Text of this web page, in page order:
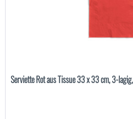
Serviette Rot aus Tissue 33 x 33 cm, 3-